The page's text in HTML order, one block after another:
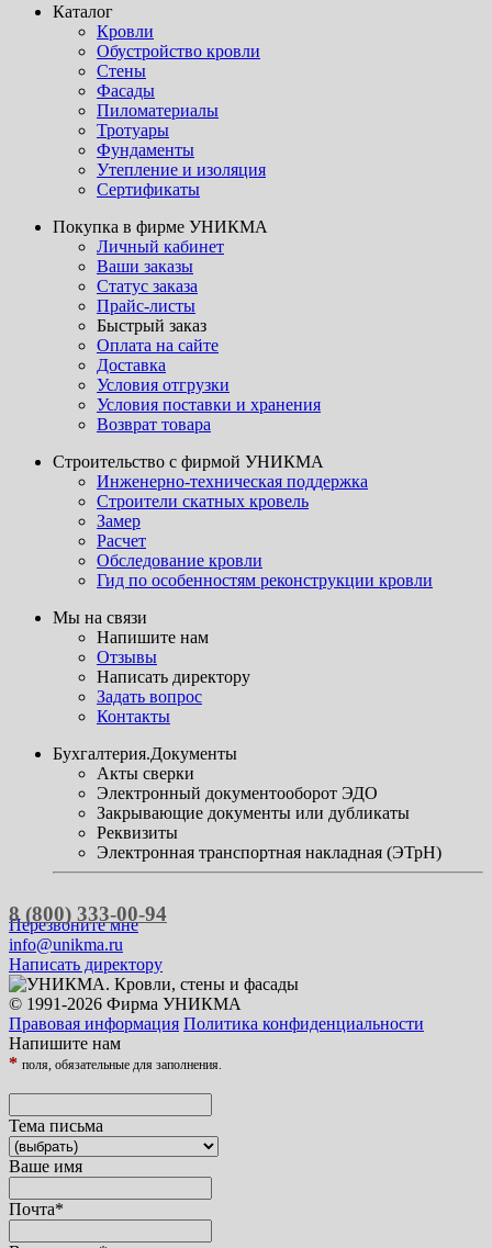
Каталог
Кровли
Обустройство кровли
Стены
Фасады
Пиломатериалы
Тротуары
Фундаменты
Утепление и изоляция
Сертификаты
Покупка в фирме УНИКМА
Личный кабинет
Ваши заказы
Статус заказа
Прайс-листы
Быстрый заказ
Оплата на сайте
Доставка
Условия отгрузки
Условия поставки и хранения
Возврат товара
Строительство с фирмой УНИКМА
Инженерно-техническая поддержка
Строители скатных кровель
Замер
Расчет
Обследование кровли
Гид по особенностям реконструкции кровли
Мы на связи
Напишите нам
Отзывы
Написать директору
Задать вопрос
Контакты
Бухгалтерия.Документы
Акты сверки
Электронный документооборот ЭДО
Закрывающие документы или дубликаты
Реквизиты
Электронная транспортная накладная (ЭТрН)
8 (800) 333-00-94
Перезвоните мне
info@unikma.ru
Написать директору
© 1991-2026 Фирма УНИКМА
Правовая информация Политика конфиденциальности
Напишите нам
* поля, обязательные для заполнения.
Тема письма
Ваше имя
Почта*